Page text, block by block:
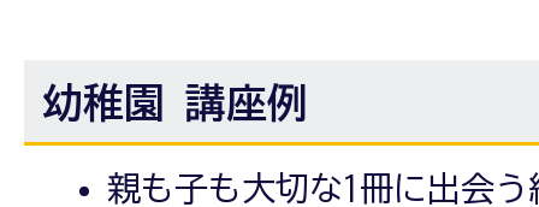
幼稚園 講座例
親も子も大切な1冊に出会う